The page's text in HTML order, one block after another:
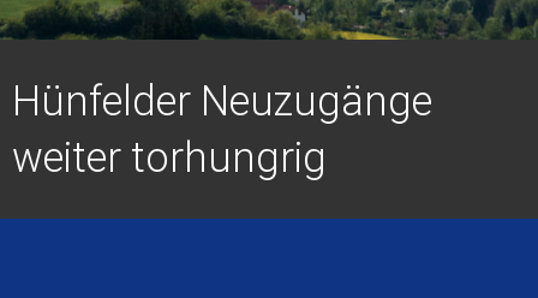
Hünfelder Neuzugänge
weiter torhungrig